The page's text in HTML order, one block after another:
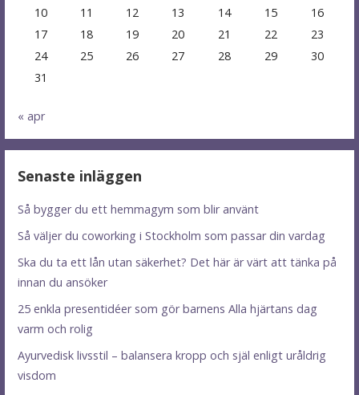
10
11 12 13 14 15
16
17
18 19 20 21 22
23
24
25 26 27 28 29
30
31
« apr
Senaste inläggen
Så bygger du ett hemmagym som blir använt
Så väljer du coworking i Stockholm som passar din vardag
Ska du ta ett lån utan säkerhet? Det här är värt att tänka på
innan du ansöker
25 enkla presentidéer som gör barnens Alla hjärtans dag
varm och rolig
Ayurvedisk livsstil – balansera kropp och själ enligt uråldrig
visdom